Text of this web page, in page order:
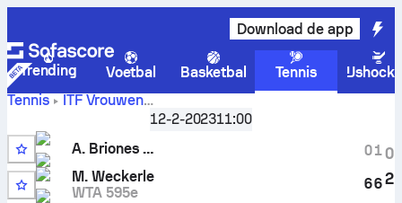
Download de app
Trending Voetbal Basketbal Tennis
Tennis
ITF Vrouwen
Manacor, Singles Qualifying, W-ITF-ESP-01A
Ginesta
12-2-202311:00
A. Briones Ginesta
M. Weckerle
WTA 595e
0
6
1
6
0
2